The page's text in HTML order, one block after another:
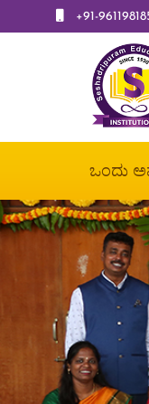
+91-
ಒಂದು